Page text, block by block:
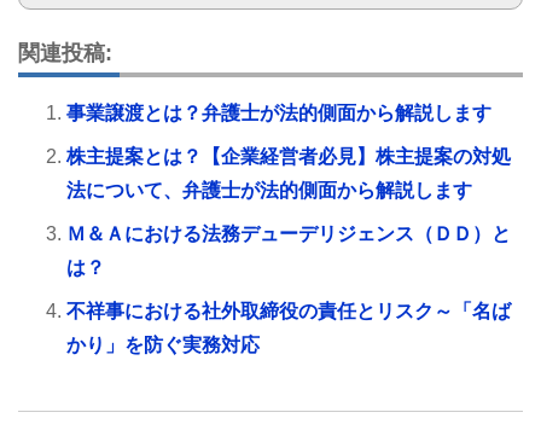
関連投稿:
事業譲渡とは？弁護士が法的側面から解説します
株主提案とは？【企業経営者必見】株主提案の対処
法について、弁護士が法的側面から解説します
Ｍ＆Ａにおける法務デューデリジェンス（ＤＤ）と
は？
不祥事における社外取締役の責任とリスク～「名ば
かり」を防ぐ実務対応